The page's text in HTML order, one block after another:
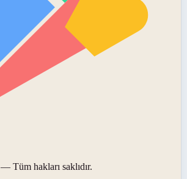
— Tüm hakları saklıdır.